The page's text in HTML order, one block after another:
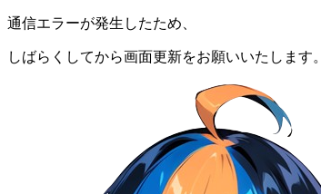
通信エラーが発生したため、
しばらくしてから画面更新をお願いいたします。